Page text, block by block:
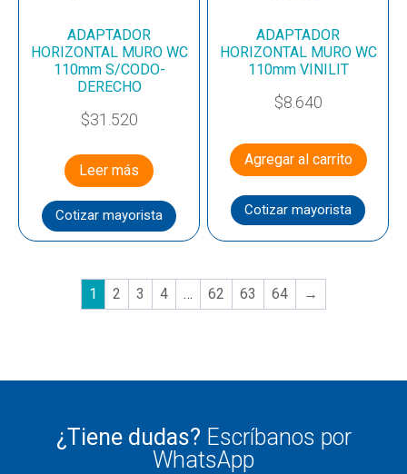
ADAPTADOR
HORIZONTAL MURO WC
110mm S/CODO-
DERECHO
$31.520
Leer más
Cotizar mayorista
ADAPTADOR
HORIZONTAL MURO WC
110mm VINILIT
$8.640
Agregar al carrito
Cotizar mayorista
1 2 3 4 … 62 63 64 →
¿Tiene dudas? Escríbanos por
WhatsApp